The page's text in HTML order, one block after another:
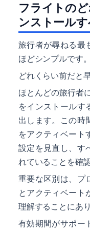
フライトの
ンストールす
旅行者が尋ねる最
ほどシンプルです。
どれくらい前だと
ほとんどの旅行者
をインストールす
出します。この時
をアクティベート
設定を見直し、す
れていることを確
重要な区別は、プ
とアクティベート
理解することにあり
有効期間がサポー